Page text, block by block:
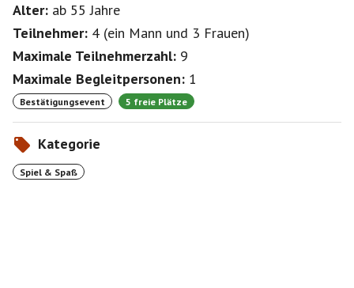
Alter: ab 55Jahre
Teilnehmer: 4 (ein Mann und 3 Frauen)
Maximale Teilnehmerzahl: 9
Maximale Begleitpersonen: 1
Bestätigungsevent 5 freie Plätze
Kategorie
Spiel & Spaß